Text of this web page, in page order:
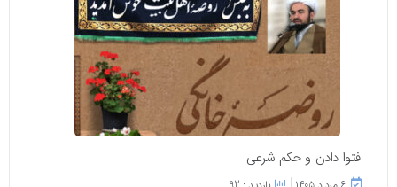
فتوا دادن و حکم شرعی